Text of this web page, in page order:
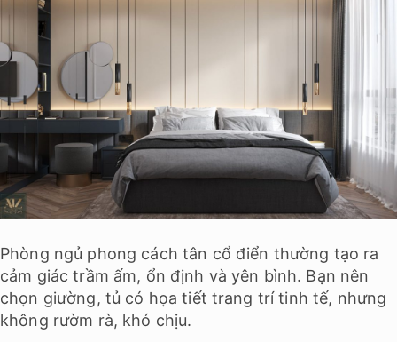
Phòng ngủ phong cách tân cổ điển thường tạo ra
cảm giác trầm ấm, ổn định và yên bình. Bạn nên
chọn giường, tủ có họa tiết trang trí tinh tế, nhưng
không rườm rà, khó chịu.